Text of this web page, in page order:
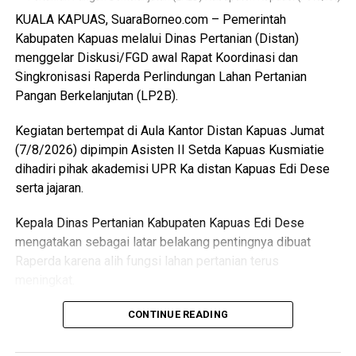
“Pemerintah Kabupaten Kapuas berharap proses
pemotongan unggas dapat berlangsung lebih tertata
memenuhi standar kesehatan masyarakat serta
menghasilkan produk unggas yang lebih bersih serta aman
dikonsumsi,” ujarnya. (Ujg/SB)
Bagikan ke
WhatsApp
Messenger 0 Twitter/X 0
KUALA KAPUAS, SuaraBorneo.com – Pemerintah
Kabupaten Kapuas melalui Dinas Pertanian (Distan)
menggelar Diskusi/FGD awal Rapat Koordinasi dan
Singkronisasi Raperda Perlindungan Lahan Pertanian
Pangan Berkelanjutan (LP2B).
Kegiatan bertempat di Aula Kantor Distan Kapuas Jumat
(7/8/2026) dipimpin Asisten II Setda Kapuas Kusmiatie
dihadiri pihak akademisi UPR Ka distan Kapuas Edi Dese
serta jajaran.
Kepala Dinas Pertanian Kabupaten Kapuas Edi Dese
mengatakan sebagai latar belakang pentingnya dibuat
Raperda karena alih fungsi lahan pertanian terus
“Penyusunan Raperda sebagai dasar perlindungan lahan
CONTINUE READING